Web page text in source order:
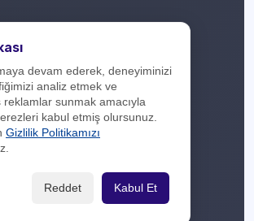
Free
devam ederek, deneyiminizi
analiz etmek ve
reklamlar sunmak amacıyla
kabul etmiş olursunuz.
Gizlilik Politikamızı
Reddet Kabul Et